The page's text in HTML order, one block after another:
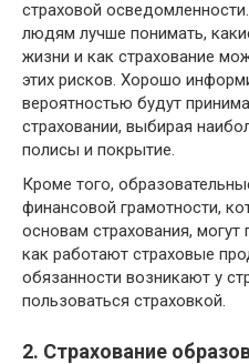
страховой
людям лучше понимать,
жизни и как страхование
этих рисков. Хорошо
вероятностью будут
страховании, выбирая
полисы и покрытие.
Кроме того,
финансовой грамотности,
основам страхования,
как работают страховые
обязанности возникают у
пользоваться страховкой.
2. Страхование